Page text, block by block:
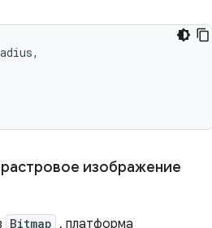
,
изображение
Bitmap , платформа